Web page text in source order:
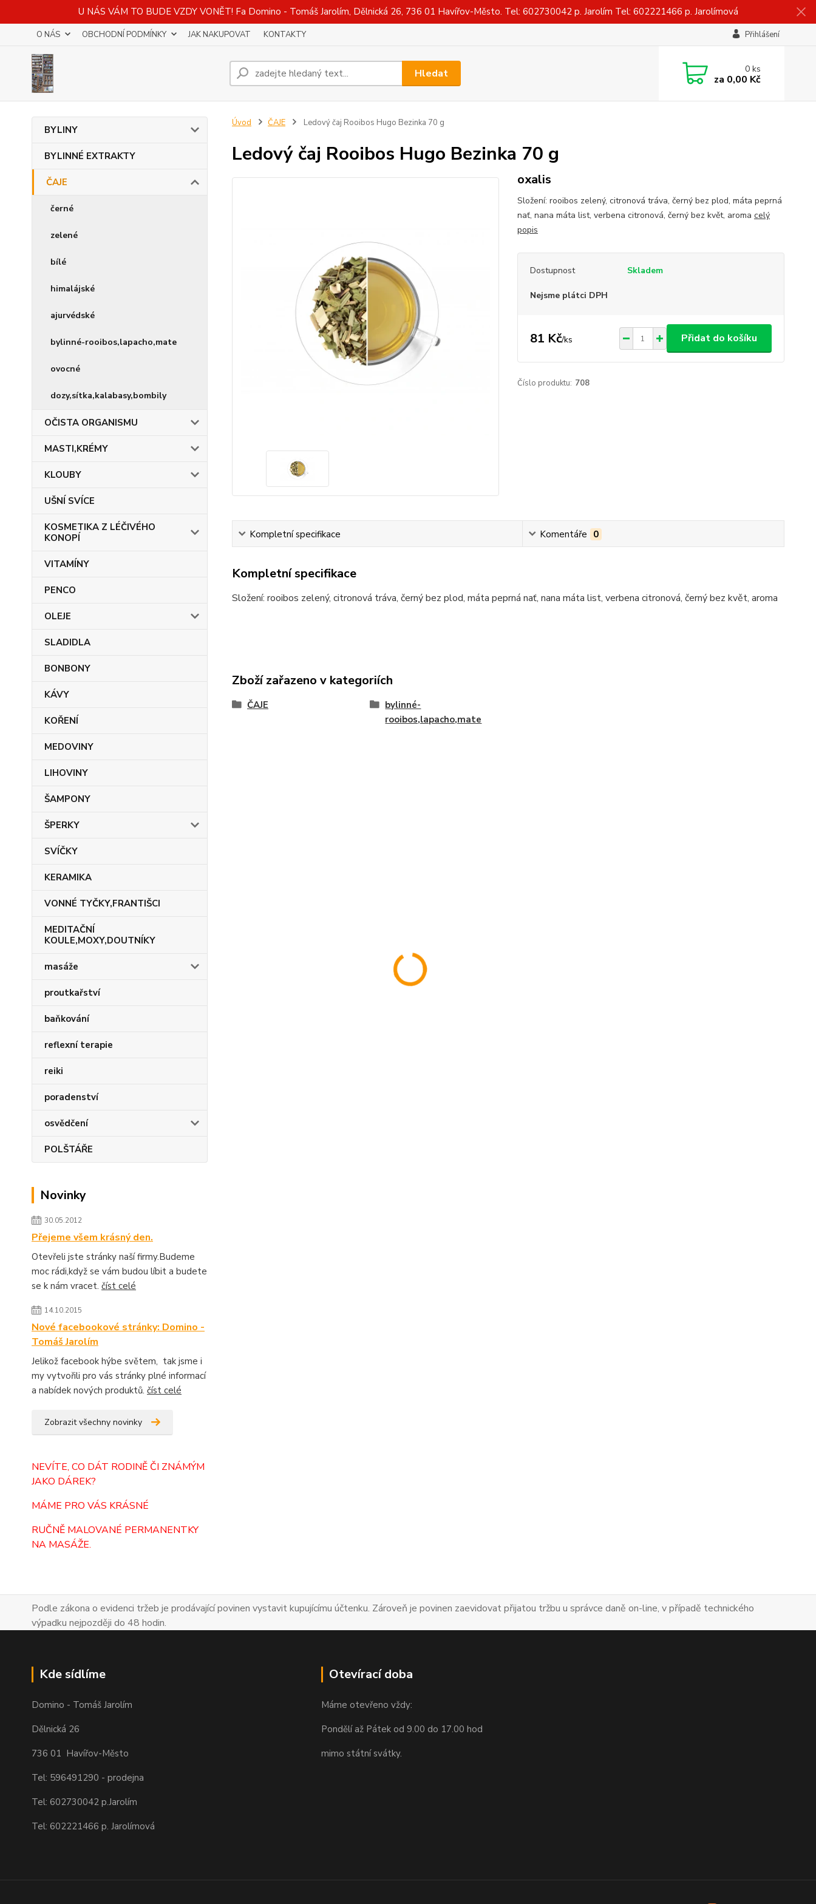
U NÁS VÁM TO BUDE VZDY VONĚT! Fa Domino - Tomáš Jarolím, Dělnická 26, 736 01 Havířov-Město. Tel: 602730042 p. Jarolím Tel: 602221466 p. Jarolímová
O NÁS OBCHODNÍ PODMÍNKY JAK NAKUPOVAT KONTAKTY Přihlášení
Hledat 0ks
za 0,00 Kč
BYLINY
BYLINNÉ EXTRAKTY
ČAJE
černé
zelené
bílé
himalájské
ajurvédské
bylinné-rooibos,lapacho,mate
ovocné
dozy,sítka,kalabasy,bombily
OČISTA ORGANISMU
MASTI,KRÉMY
KLOUBY
UŠNÍ SVÍCE
KOSMETIKA Z LÉČIVÉHO
KONOPÍ
VITAMÍNY
PENCO
OLEJE
SLADIDLA
BONBONY
KÁVY
KOŘENÍ
MEDOVINY
LIHOVINY
ŠAMPONY
ŠPERKY
SVÍČKY
KERAMIKA
VONNÉ TYČKY,FRANTIŠCI
MEDITAČNÍ
KOULE,MOXY,DOUTNÍKY
masáže
proutkařství
baňkování
reflexní terapie
reiki
poradenství
osvědčení
POLŠTÁŘE
Novinky
30.05.2012
Přejeme všem krásný den.
Otevřeli jste stránky naší firmy.Budeme
moc rádi,když se vám budou líbit a budete
se k nám vracet. číst celé
14.10.2015
Nové facebookové stránky: Domino -
Tomáš Jarolím
Jelikož facebook hýbe světem, tak jsme i
my vytvořili pro vás stránky plné informací
a nabídek nových produktů. číst celé
Zobrazit všechny novinky
NEVÍTE, CO DÁT RODINĚ ČI ZNÁMÝM
JAKO DÁREK?
MÁME PRO VÁS KRÁSNÉ
RUČNĚ MALOVANÉ PERMANENTKY
NA MASÁŽE.
Úvod ČAJE Ledový čaj Rooibos Hugo Bezinka 70 g
Ledový čaj Rooibos Hugo Bezinka 70 g
oxalis
Složení: rooibos zelený, citronová tráva, černý bez plod, máta peprná
nať, nana máta list, verbena citronová, černý bez květ, aroma celý
popis
Dostupnost Skladem
Nejsme plátci DPH
81 Kč/ks Přidat do košíku
Číslo produktu: 708
Kompletní specifikace Komentáře 0
Kompletní specifikace
Složení: rooibos zelený, citronová tráva, černý bez plod, máta peprná nať, nana máta list, verbena citronová, černý bez květ, aroma
Zboží zařazeno v kategoriích
ČAJE
bylinné-
rooibos,lapacho,mate
Podle zákona o evidenci tržeb je prodávající povinen vystavit kupujícímu účtenku. Zároveň je povinen zaevidovat přijatou tržbu u správce daně on-line, v případě technického
výpadku nejpozději do 48 hodin.
Kde sídlíme
Domino - Tomáš Jarolím
Dělnická 26
736 01 Havířov-Město
Tel: 596491290 - prodejna
Tel: 602730042 p.Jarolím
Tel: 602221466 p. Jarolímová
Otevírací doba
Máme otevřeno vždy:
Pondělí až Pátek od 9.00 do 17.00 hod
mimo státní svátky.